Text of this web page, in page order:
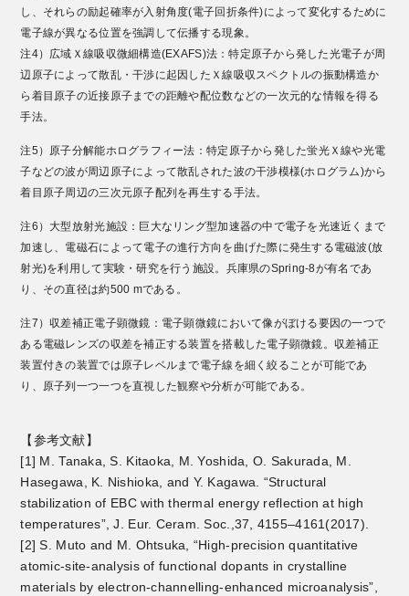
し、それらの励起確率が入射角度(電子回折条件)によって変化するために
電子線が異なる位置を強調して伝播する現象。
注4）広域Ｘ線吸収微細構造(EXAFS)法：特定原子から発した光電子が周
辺原子によって散乱・干渉に起因したＸ線吸収スペクトルの振動構造か
ら着目原子の近接原子までの距離や配位数などの一次元的な情報を得る
手法。
注5）原子分解能ホログラフィー法：特定原子から発した蛍光Ｘ線や光電
子などの波が周辺原子によって散乱された波の干渉模様(ホログラム)から
着目原子周辺の三次元原子配列を再生する手法。
注6）大型放射光施設：巨大なリング型加速器の中で電子を光速近くまで
加速し、電磁石によって電子の進行方向を曲げた際に発生する電磁波(放
射光)を利用して実験・研究を行う施設。兵庫県のSpring-8が有名であ
り、その直径は約500 mである。
注7）収差補正電子顕微鏡：電子顕微鏡において像がぼける要因の一つで
ある電磁レンズの収差を補正する装置を搭載した電子顕微鏡。収差補正
装置付きの装置では原子レベルまで電子線を細く絞ることが可能であ
り、原子列一つ一つを直視した観察や分析が可能である。
【参考文献】
[1] M. Tanaka, S. Kitaoka, M. Yoshida, O. Sakurada, M.
Hasegawa, K. Nishioka, and Y. Kagawa. “Structural
stabilization of EBC with thermal energy reflection at high
temperatures”, J. Eur. Ceram. Soc.,37, 4155–4161(2017).
[2] S. Muto and M. Ohtsuka, “High-precision quantitative
atomic-site-analysis of functional dopants in crystalline
materials by electron-channelling-enhanced microanalysis”,